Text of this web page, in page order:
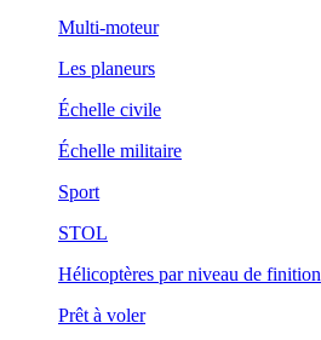
Multi-moteur
Les planeurs
Échelle civile
Échelle militaire
Sport
STOL
Hélicoptères par niveau de finition
Prêt à voler